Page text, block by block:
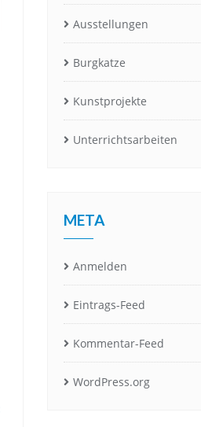
Ausstellungen
Burgkatze
Kunstprojekte
Unterrichtsarbeiten
META
Anmelden
Eintrags-Feed
Kommentar-Feed
WordPress.org